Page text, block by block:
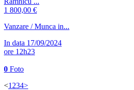
1 800,00 €
Vanzare / Munca in...
In data 17/09/2024
ore 12h23
0 Foto
<1 234>